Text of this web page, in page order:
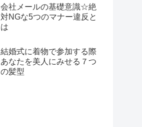
会社メールの基礎意識☆絶
対NGな5つのマナー違反と
は
結婚式に着物で参加する際
あなたを美人にみせる７つ
の髪型